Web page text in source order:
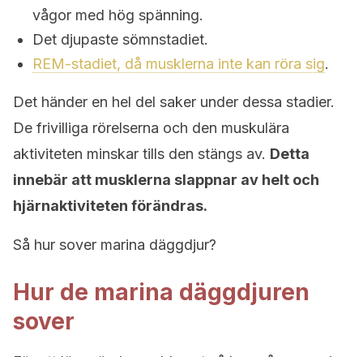
vågor med hög spänning.
Det djupaste sömnstadiet.
REM-stadiet, då musklerna inte kan röra sig.
Det händer en hel del saker under dessa stadier.
De frivilliga rörelserna och den muskulära
aktiviteten minskar tills den stängs av. Detta
innebär att musklerna slappnar av helt och
hjärnaktiviteten förändras.
Så hur sover marina däggdjur?
Hur de marina däggdjuren
sover